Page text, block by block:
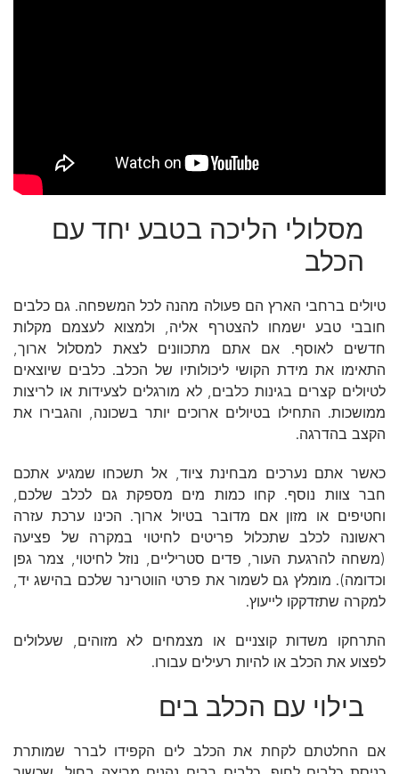
מסלולי הליכה בטבע יחד עם
הכלב
טיולים ברחבי הארץ הם פעולה מהנה לכל המשפחה. גם כלבים
חובבי טבע ישמחו להצטרף אליה, ולמצוא לעצמם מקלות
חדשים לאוסף. אם אתם מתכוונים לצאת למסלול ארוך,
התאימו את מידת הקושי ליכולותיו של הכלב. כלבים שיוצאים
לטיולים קצרים בגינות כלבים, לא מורגלים לצעידות או לריצות
ממושכות. התחילו בטיולים ארוכים יותר בשכונה, והגבירו את
הקצב בהדרגה.
כאשר אתם נערכים מבחינת ציוד, אל תשכחו שמגיע אתכם
חבר צוות נוסף. קחו כמות מים מספקת גם לכלב שלכם,
וחטיפים או מזון אם מדובר בטיול ארוך. הכינו ערכת עזרה
ראשונה לכלב שתכלול פריטים לחיטוי במקרה של פציעה
(משחה להרגעת העור, פדים סטריליים, נוזל לחיטוי, צמר גפן
וכדומה). מומלץ גם לשמור את פרטי הווטרינר שלכם בהישג יד,
למקרה שתזדקקו לייעוץ.
התרחקו משדות קוצניים או מצמחים לא מזוהים, שעלולים
לפצוע את הכלב או להיות רעילים עבורו.
בילוי עם הכלב בים
אם החלטתם לקחת את הכלב לים הקפידו לברר שמותרת